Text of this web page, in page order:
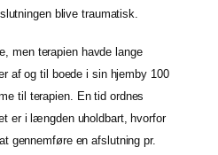
blive traumatisk.
men terapien havde lange
af og til boede i sin hjemby 100
til terapien. En tid ordnes
er i længden uholdbart, hvorfor
gennemføre en afslutning pr.